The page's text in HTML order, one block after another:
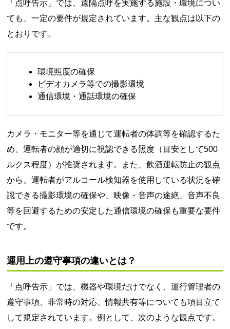
「点呼告示」では、遠隔点呼を実施する施設・環境につい
ても、一定の要件が規定されています。主な観点は以下の
とおりです。
環境照度の確保
ビデオカメラ等での撮影環境
通信環境・通話環境の確保
カメラ・モニター等を通じて運転者の体調等を確認するた
め、運転者の顔が適切に視認できる照度（目安として500
ルクス程度）が推奨されます。また、飲酒運転防止の観点
から、運転者がアルコール検知器を使用している状況を確
認できる撮影環境の確保や、映像・音声の途絶、音声不良
等を回避するための安定した通信環境の確保も重要な要件
です。
運用上の遵守事項の違いとは？
「点呼告示」では、機器や環境だけでなく、運行管理者の
遵守事項、非常時の対応、情報共有等についても項目立て
して規定されています。例として、次のような観点です。